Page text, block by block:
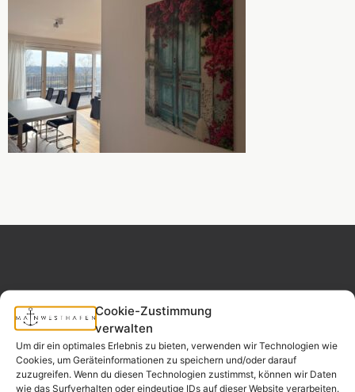
Cookie-Zustimmung
verwalten
Um dir ein optimales Erlebnis zu bieten, verwenden wir Technologien wie
Cookies, um Geräteinformationen zu speichern und/oder darauf
zuzugreifen. Wenn du diesen Technologien zustimmst, können wir Daten
wie das Surfverhalten oder eindeutige IDs auf dieser Website verarbeiten.
MAINWESTHAFEN
IMMOBILIEN
Ihr Immobilienpartner